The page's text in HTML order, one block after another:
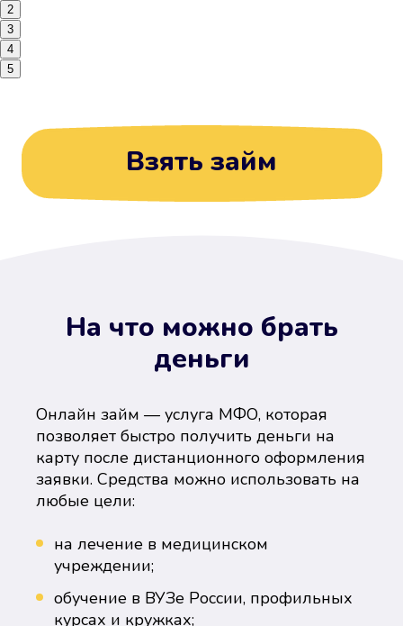
2
3
4
5
Взять займ
На что можно брать
деньги
Онлайн займ — услуга МФО, которая
позволяет быстро получить деньги на
карту после дистанционного оформления
заявки. Средства можно использовать на
любые цели:
на лечение в медицинском
учреждении;
обучение в ВУЗе России, профильных
курсах и кружках;